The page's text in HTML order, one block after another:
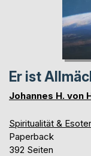
Er ist
Johannes H. von
Spiritualität &
Paperback
392 Seiten